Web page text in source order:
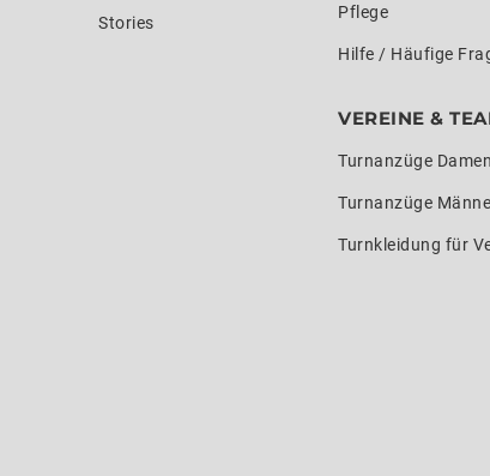
Stories
Pflege
Hilfe / Häufige
VEREINE &
Turnanzüge
Turnanzüge
Turnkleidung für